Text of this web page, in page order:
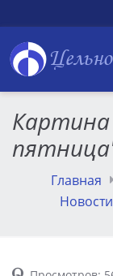
Главная
Новости